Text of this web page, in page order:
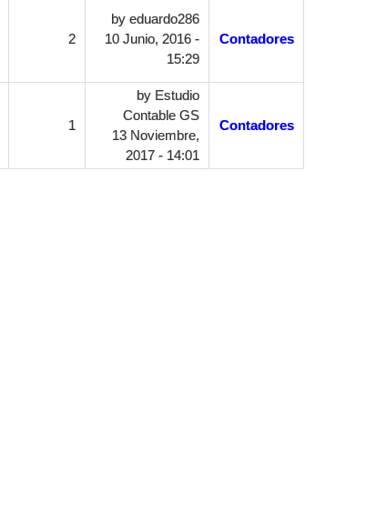
2
by eduardo286
10 Junio, 2016 -
15:29
Contadores
1
by Estudio
Contable GS
13 Noviembre,
2017 - 14:01
Contadores